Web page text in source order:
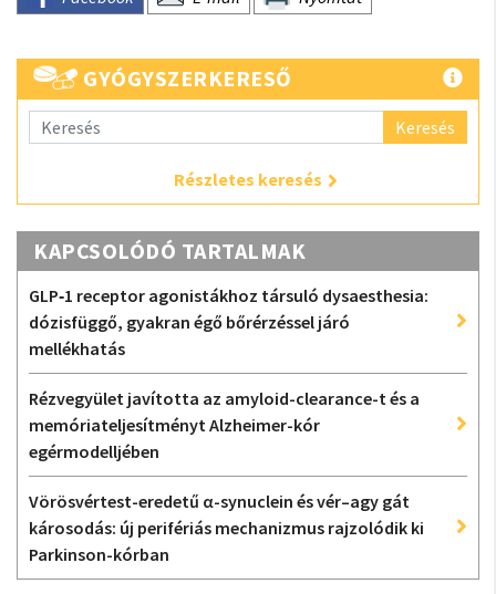
GYÓGYSZERKERESŐ
Keresés
Részletes keresés
KAPCSOLÓDÓ TARTALMAK
GLP‑1 receptor agonistákhoz társuló dysaesthesia:
dózisfüggő, gyakran égő bőrérzéssel járó
mellékhatás
Rézvegyület javította az amyloid-clearance-t és a
memóriateljesítményt Alzheimer-kór
egérmodelljében
Vörösvértest-eredetű α-synuclein és vér–agy gát
károsodás: új perifériás mechanizmus rajzolódik ki
Parkinson-kórban